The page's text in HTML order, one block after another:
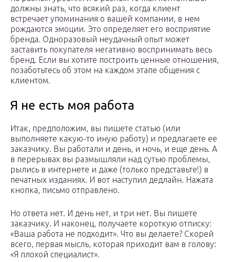
должны знать, что всякий раз, когда клиент
встречает упоминания о вашей компании, в нем
рождаются эмоции. Это определяет его восприятие
бренда. Одноразовый неудачный опыт может
заставить покупателя негативно воспринимать весь
бренд. Если вы хотите построить ценные отношения,
позаботьтесь об этом на каждом этапе общения с
клиентом.
Я не есть моя работа
Итак, предположим, вы пишете статью (или
выполняете какую-то иную работу) и предлагаете ее
заказчику. Вы работали и день, и ночь, и еще день. А
в перерывах вы размышляли над сутью проблемы,
рылись в интернете и даже (только представьте!) в
печатных изданиях. И вот наступил дедлайн. Нажата
кнопка, письмо отправлено.
Но ответа нет. И день нет, и три нет. Вы пишете
заказчику. И наконец, получаете короткую отписку:
«Ваша работа не подходит». Что вы делаете? Скорей
всего, первая мысль, которая приходит вам в голову:
«Я плохой специалист».